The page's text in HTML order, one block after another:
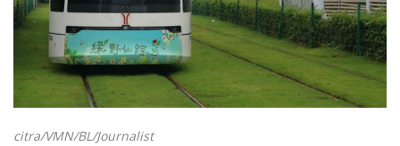
citra/VMN/BL/Journalist